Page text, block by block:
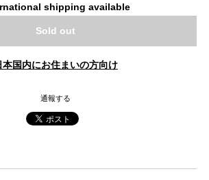
shipping available
Sold out
本国内にお住まいの方向け
通報する